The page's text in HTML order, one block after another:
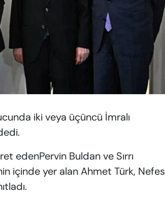
iki veya üçüncü İmralı
edenPervin Buldan ve Sırrı
içinde yer alan Ahmet Türk, Nefes